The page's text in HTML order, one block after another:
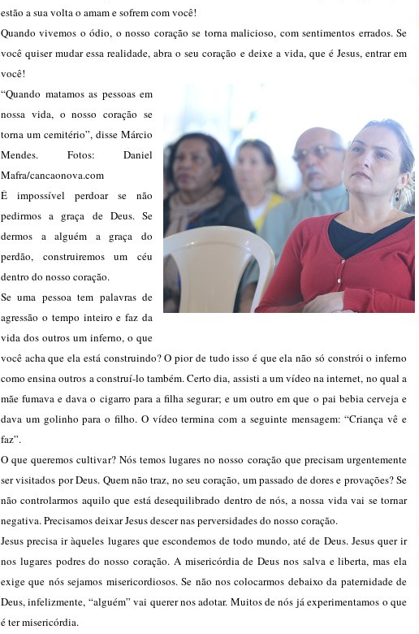
estão a sua volta o amam e sofrem com você!
Quando vivemos o ódio, o nosso coração se torna malicioso, com sentimentos errados. Se
você quiser mudar essa realidade, abra o seu coração e deixe a vida, que é Jesus, entrar em
você!
“Quando matamos as pessoas em
nossa vida, o nosso coração se
torna um cemitério”, disse Márcio
Mendes. Fotos: Daniel
Mafra/cancaonova.com
É impossível perdoar se não
pedirmos a graça de Deus. Se
dermos a alguém a graça do
perdão, construiremos um céu
dentro do nosso coração.
Se uma pessoa tem palavras de
agressão o tempo inteiro e faz da
vida dos outros um inferno, o que
você acha que ela está construindo? O pior de tudo isso é que ela não só constrói o inferno
como ensina outros a construí-lo também. Certo dia, assisti a um vídeo na internet, no qual a
mãe fumava e dava o cigarro para a filha segurar; e um outro em que o pai bebia cerveja e
dava um golinho para o filho. O vídeo termina com a seguinte mensagem: “Criança vê e
faz”.
O que queremos cultivar? Nós temos lugares no nosso coração que precisam urgentemente
ser visitados por Deus. Quem não traz, no seu coração, um passado de dores e provações? Se
não controlarmos aquilo que está desequilibrado dentro de nós, a nossa vida vai se tornar
negativa. Precisamos deixar Jesus descer nas perversidades do nosso coração.
Jesus precisa ir àqueles lugares que escondemos de todo mundo, até de Deus. Jesus quer ir
nos lugares podres do nosso coração. A misericórdia de Deus nos salva e liberta, mas ela
exige que nós sejamos misericordiosos. Se não nos colocarmos debaixo da paternidade de
Deus, infelizmente, “alguém” vai querer nos adotar. Muitos de nós já experimentamos o que
é ter misericórdia.